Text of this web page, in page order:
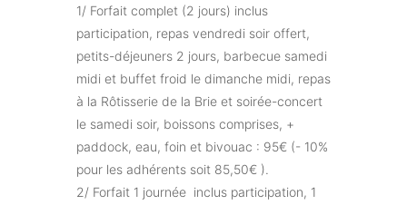
1/ Forfait complet (2 jours) inclus
participation, repas vendredi soir offert,
petits-déjeuners 2 jours, barbecue samedi
midi et buffet froid le dimanche midi, repas
à la Rôtisserie de la Brie et soirée-concert
le samedi soir, boissons comprises, +
paddock, eau, foin et bivouac : 95€ (- 10%
pour les adhérents soit 85,50€ ).
2/ Forfait 1 journée inclus participation, 1